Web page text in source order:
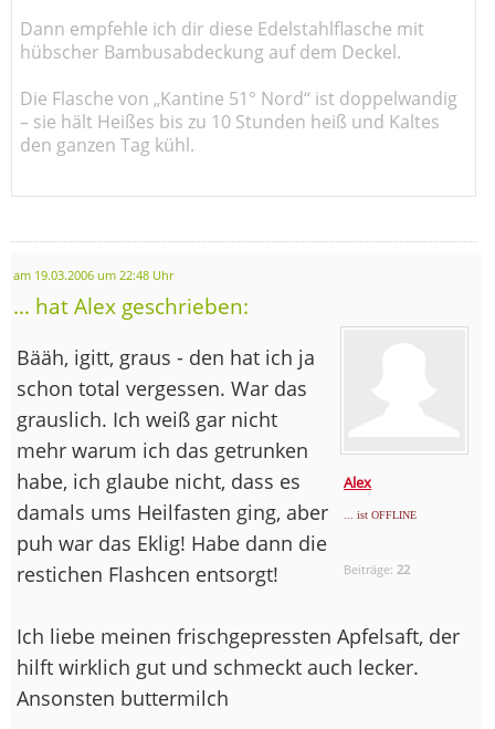
Dann empfehle ich dir diese Edelstahlflasche mit
hübscher Bambusabdeckung auf dem Deckel.
Die Flasche von „Kantine 51° Nord“ ist doppelwandig
– sie hält Heißes bis zu 10 Stunden heiß und Kaltes
den ganzen Tag kühl.
am 19.03.2006 um 22:48 Uhr
... hat Alex geschrieben:
Alex
... ist OFFLINE
Beiträge: 22
Bääh, igitt, graus - den hat ich ja
schon total vergessen. War das
grauslich. Ich weiß gar nicht
mehr warum ich das getrunken
habe, ich glaube nicht, dass es
damals ums Heilfasten ging, aber
puh war das Eklig! Habe dann die
restichen Flashcen entsorgt!
Ich liebe meinen frischgepressten Apfelsaft, der
hilft wirklich gut und schmeckt auch lecker.
Ansonsten buttermilch